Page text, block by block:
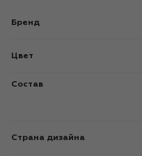
Бренд
Цвет
Состав
Страна дизайна